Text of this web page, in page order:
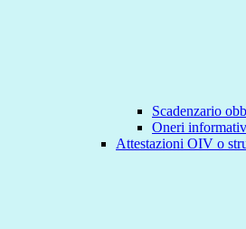
Scadenzario
Oneri
Attestazioni OIV o